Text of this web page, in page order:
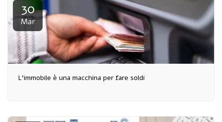
30
Mar
L'immobile è una macchina per fare soldi